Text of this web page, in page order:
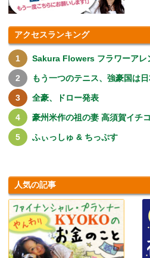
アクセスランキング
Sakura Flowers フラワーアレ
もう一つのテニス、強豪国は
全豪、ドロー発表
豪州米作の祖の妻 高須賀イチ
ふぃっしゅ & ちっぷす
人気の記事